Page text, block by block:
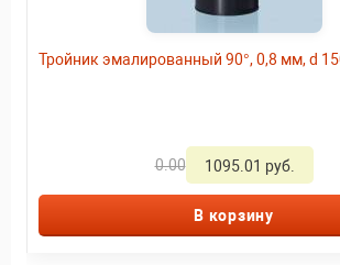
Тройник эмалированный 90°, 0,8 мм, d
0.00 1095.01 руб.
В корзину